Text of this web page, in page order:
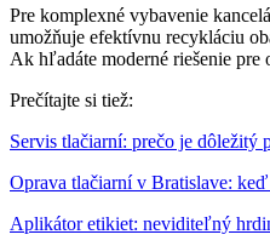
Pre komplexné vybavenie
umožňuje efektívnu recykláciu
Ak hľadáte moderné riešenie pre
Prečítajte si tiež:
Servis tlačiarní: prečo je dôležitý
Oprava tlačiarní v Bratislave:
Aplikátor etikiet: neviditeľný